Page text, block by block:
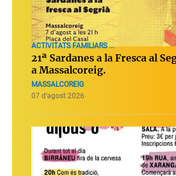
ACTIVITATS FAMILIARS ...
21ª Sardanes a la Fresca al
a Massalcoreig.
MASSALCOREIG
07 d’agost 2026